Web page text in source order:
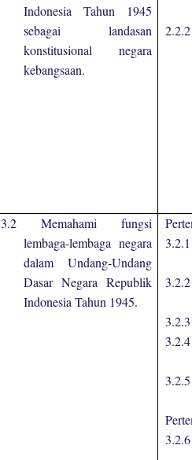
Indonesia Tahun 1945
sebagai landasan
konstitusional negara
kebangsaan.
3.2 Memahami fungsi
lembaga-lembaga negara
dalam Undang-Undang
Dasar Negara Republik
Indonesia Tahun 1945.